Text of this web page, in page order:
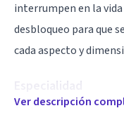
interrumpen en la
desbloqueo para que
cada aspecto y
Especialidad
Trabajo con la
Ver descripción